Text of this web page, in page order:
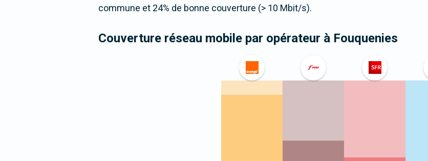
commune et 24% de bonne couverture (> 10 Mbit/s).
Couverture réseau mobile par opérateur à Fouquenies